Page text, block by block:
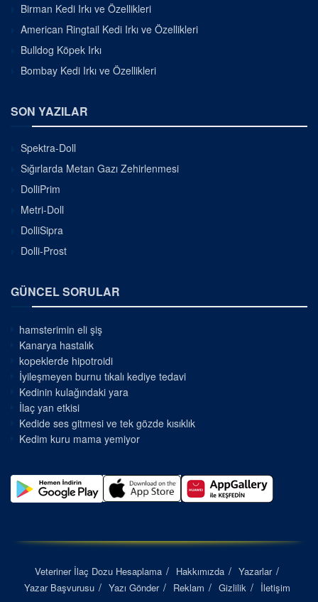
Birman Kedi Irkı ve Özellikleri
American Ringtail Kedi Irkı ve Özellikleri
Bulldog Köpek Irkı
Bombay Kedi Irkı ve Özellikleri
SON YAZILAR
Spektra-Doll
Sığırlarda Metan Gazı Zehirlenmesi
DolliPrim
Metri-Doll
DolliSipra
Dolli-Prost
GÜNCEL SORULAR
hamsterimin eli şiş
Kanarya hastalık
kopeklerde hipotroidi
İyileşmeyen burnu tıkalı kediye tedavi
Kedinin kulağındaki yara
İlaç yan etkisi
Kedide ses gitmesi ve tek gözde kısıklık
Kedim kuru mama yemiyor
Veteriner İlaç Dozu Hesaplama Hakkımızda
Yazarlar
Yazar Başvurusu
Yazı Gönder Reklam Gizlilik İletişim